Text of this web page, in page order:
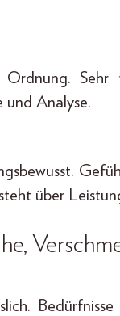
Analyse.
über